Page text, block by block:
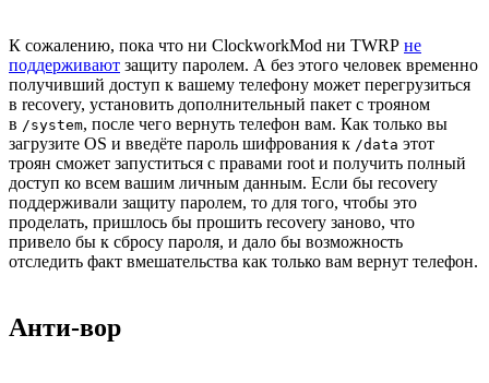
К сожалению, пока что ни ClockworkMod ни TWRP не
поддерживают защиту паролем. А без этого человек временно
получивший доступ к вашему телефону может перегрузиться
в recovery, установить дополнительный пакет с трояном
в /system, после чего вернуть телефон вам. Как только вы
загрузите OS и введёте пароль шифрования к /data этот
троян сможет запуститься с правами root и получить полный
доступ ко всем вашим личным данным. Если бы recovery
поддерживали защиту паролем, то для того, чтобы это
проделать, пришлось бы прошить recovery заново, что
привело бы к сбросу пароля, и дало бы возможность
отследить факт вмешательства как только вам вернут телефон.
Анти-вор